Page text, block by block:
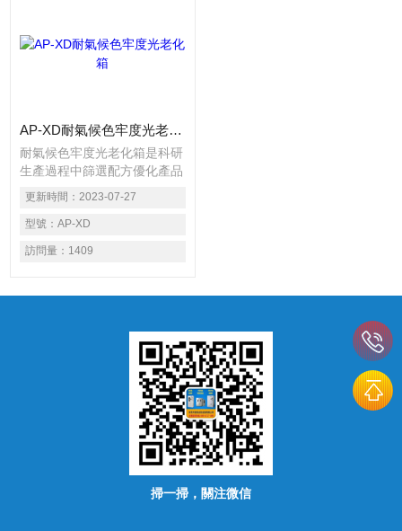
AP-XD耐氣候色牢度光老化箱
耐氣候色牢度光老化箱是科研
生產過程中篩選配方優化產品
組成的重要手段，也是產品質
量檢驗的一項重要內容應用材
料如涂料.塑料.鋁塑板.以及汽
車安全玻璃等產品標準均要求
做耐候性試驗。
更新時間： 2023-07-27
型號： AP-XD
訪問量： 1409
掃一掃，關注微信